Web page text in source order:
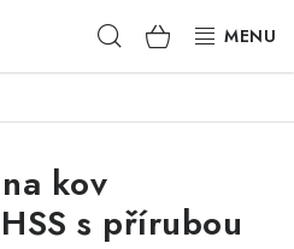
Hledat NÁKUPNÍ
KOŠÍK
kov
s přírubou